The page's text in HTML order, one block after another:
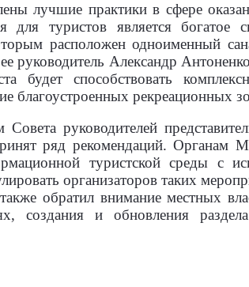
лучшие практики в сфере
туристов является богатое
расположен одноименный
руководитель Александр
будет способствовать
благоустроенных рекреационных
руководителей
ряд рекомендаций. Органам
туристской среды с
организаторов таких
обратил внимание местных
создания и обновления